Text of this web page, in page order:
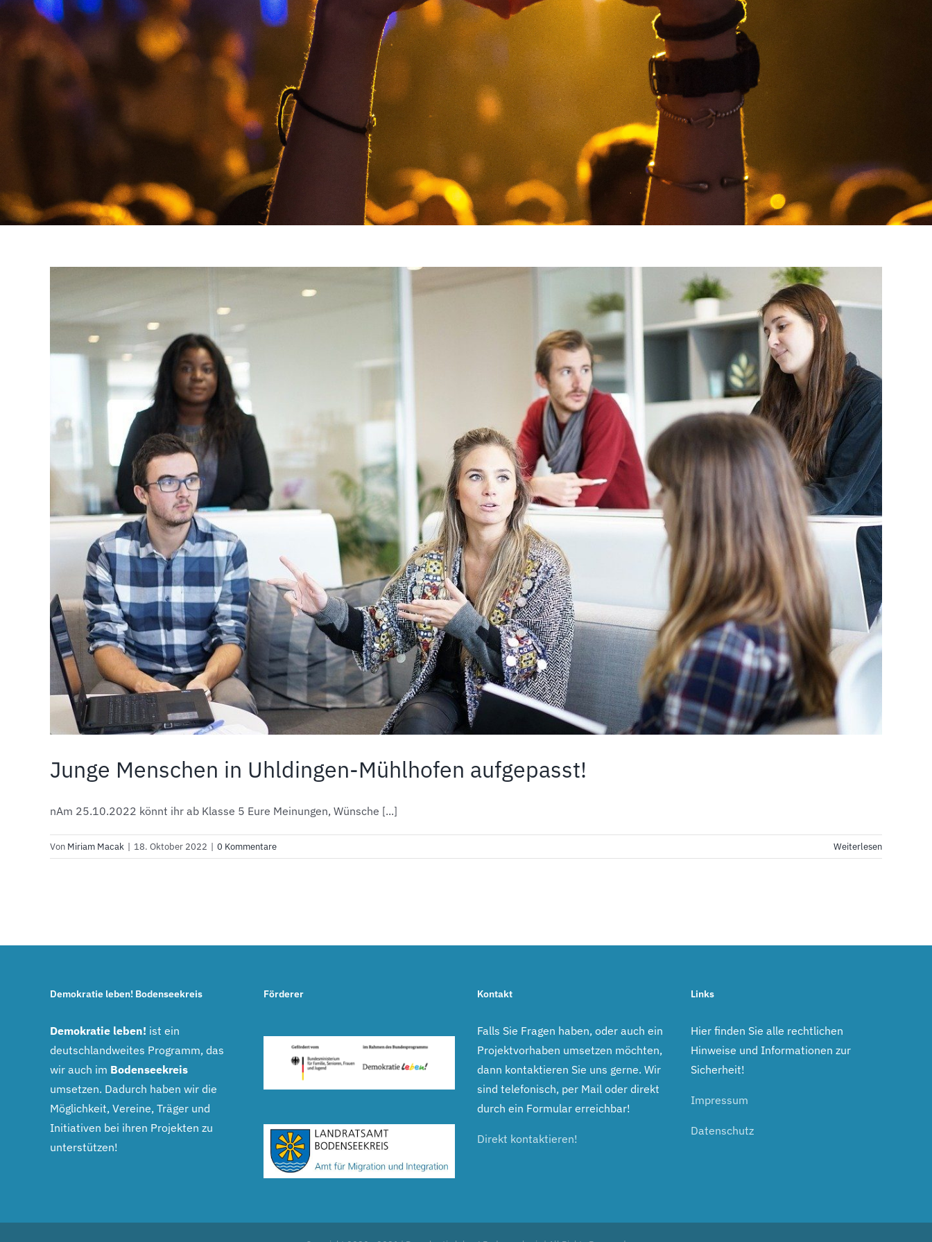
Junge Menschen in Uhldingen-Mühlhofen aufgepasst!
nAm 25.10.2022 könnt ihr ab Klasse 5 Eure Meinungen, Wünsche [...]
Von Miriam Macak | 18. Oktober 2022 | 0 Kommentare Weiterlesen
Demokratie leben! Bodenseekreis
Demokratie leben! ist ein
deutschlandweites Programm, das
wir auch im Bodenseekreis
umsetzen. Dadurch haben wir die
Möglichkeit, Vereine, Träger und
Initiativen bei ihren Projekten zu
unterstützen!
Förderer Kontakt
Falls Sie Fragen haben, oder auch ein
Projektvorhaben umsetzen möchten,
dann kontaktieren Sie uns gerne. Wir
sind telefonisch, per Mail oder direkt
durch ein Formular erreichbar!
Direkt kontaktieren!
Links
Hier finden Sie alle rechtlichen
Hinweise und Informationen zur
Sicherheit!
Impressum
Datenschutz